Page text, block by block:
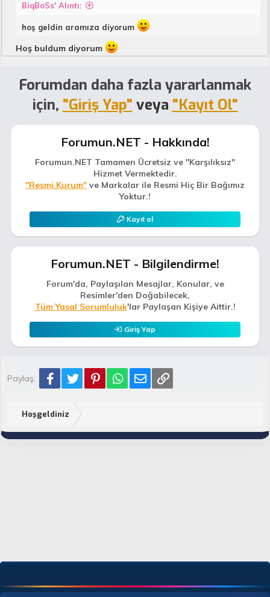
BiqBoSs' Alıntı:
hoş geldin aramıza diyorum
Hoş buldum diyorum
Forumdan daha fazla yararlanmak
için, "Giriş Yap" veya "Kayıt Ol"
Forumun.NET - Hakkında!
Forumun.NET Tamamen Ücretsiz ve "Karşılıksız"
Hizmet Vermektedir.
"Resmi Kurum" ve Markalar ile Resmi Hiç Bir Bağımız
Yoktur.!
Kayıt ol
Forumun.NET - Bilgilendirme!
Forum'da, Paylaşılan Mesajlar, Konular, ve
Resimler'den Doğabilecek,
Tüm Yasal Sorumluluk'lar Paylaşan Kişiye Aittir.!
Giriş Yap
Paylaş: Facebook
Twitter PinterestWhatsApp
E-posta
Hoşgeldiniz